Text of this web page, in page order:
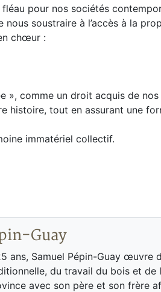
pour nos sociétés
soustraire à l’accès à la
chœur :
», comme un droit acquis de
histoire, tout en assurant une
immatériel collectif.
Guay
ans, Samuel Pépin-Guay œuvre
du travail du bois et de
avec son père et son frère